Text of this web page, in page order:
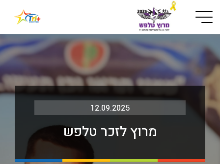
Button used only for devices with a small screen
12.09.2025
מרוץ לזכר טלפש